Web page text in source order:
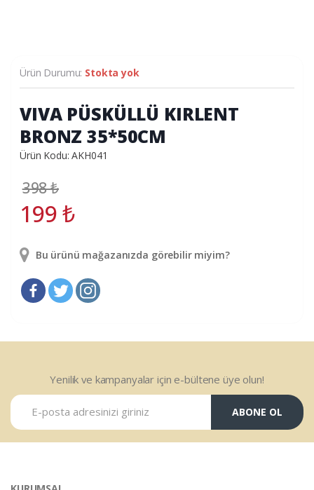
Ürün Durumu: Stokta yok
VIVA PÜSKÜLLÜ KIRLENT
BRONZ 35*50CM
Ürün Kodu: AKH041
398₺
199₺
Bu ürünü mağazanızda görebilir miyim?
Yenilik ve kampanyalar için e-bültene üye olun!
ABONE OL